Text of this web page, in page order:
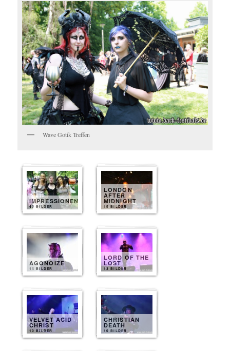
Wave Gotik Treffen
IMPRESSIONEN
40 BILDER
LONDON
AFTER
MIDNIGHT
15 BILDER
AGONOIZE
14 BILDER
LORD OF THE
LOST
13 BILDER
VELVET ACID
CHRIST
10 BILDER
CHRISTIAN
DEATH
10 BILDER